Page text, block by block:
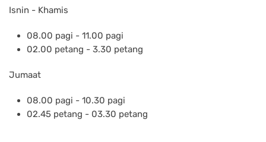
Isnin - Khamis
08.00 pagi - 11.00 pagi
02.00 petang - 3.30 petang
Jumaat
08.00 pagi - 10.30 pagi
02.45 petang - 03.30 petang